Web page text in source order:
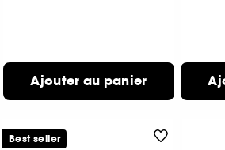
Ajouter au panier
Best seller